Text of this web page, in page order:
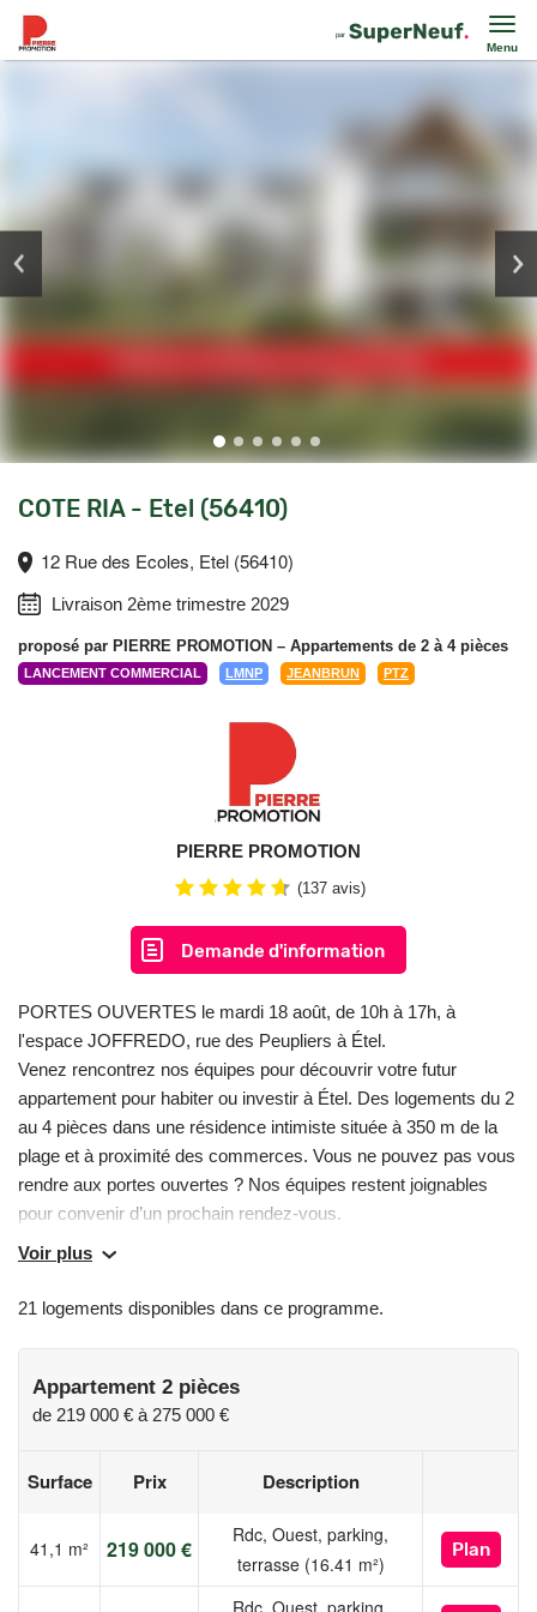
Menu
COTE RIA - Etel (56410)
12 Rue des Ecoles, Etel (56410)
Livraison 2ème trimestre 2029
proposé par PIERRE PROMOTION – Appartements de 2 à 4 pièces
LANCEMENT COMMERCIAL LMNP JEANBRUN PTZ
PIERRE PROMOTION
(137 avis)
Demande d'information
PORTES OUVERTES le mardi 18 août, de 10h à 17h, à
l'espace JOFFREDO, rue des Peupliers à Étel.
Venez rencontrez nos équipes pour découvrir votre futur
appartement pour habiter ou investir à Étel. Des logements du 2
au 4 pièces dans une résidence intimiste située à 350 m de la
plage et à proximité des commerces. Vous ne pouvez pas vous
rendre aux portes ouvertes ? Nos équipes restent joignables
pour convenir d’un prochain rendez-vous.
d’un emplacement privilégié entre le port, les plages et les
ruelles animées. Nichée dans un environnement naturel
exceptionnel, cette adresse rare conjugue douceur de vivre,
✔ Centre-ville d’Étel accessible à pied
✔ Plage à seulement 3 minutes à pied
✔ Port de plaisance à 5 minutes
Voir plus
21 logements disponibles dans ce programme.
Appartement 2 pièces
de 219 000 € à 275 000 €
Surface Prix Description
41,1 m² 219 000 €
Rdc, Ouest, parking,
terrasse (16.41 m²)
Plan
Rdc, Ouest, parking,